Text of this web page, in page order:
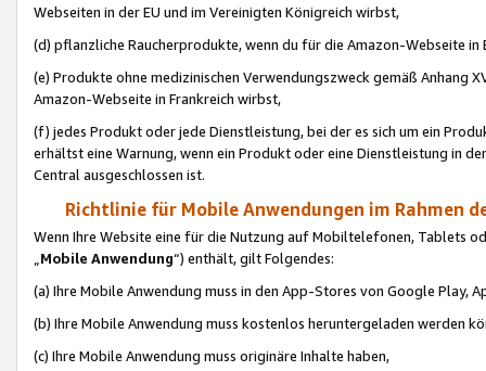
Webseiten in der EU und im Vereinigten Königreich wirbst,
(d) pflanzliche Raucherprodukte, wenn du für die Amazon-Webseite in
(e) Produkte ohne medizinischen Verwendungszweck gemäß Anhang
Amazon-Webseite in Frankreich wirbst,
(f) jedes Produkt oder jede Dienstleistung, bei der es sich um ein
erhältst eine Warnung, wenn ein Produkt oder eine Dienstleistung in
Central ausgeschlossen ist.
Richtlinie für Mobile Anwendungen im Rahmen
Wenn Ihre Website eine für die Nutzung auf Mobiltelefonen, Tablets
„Mobile Anwendung“) enthält, gilt Folgendes:
(a) Ihre Mobile Anwendung muss in den App-Stores von Google Play,
(b) Ihre Mobile Anwendung muss kostenlos heruntergeladen werden
(c) Ihre Mobile Anwendung muss originäre Inhalte haben,